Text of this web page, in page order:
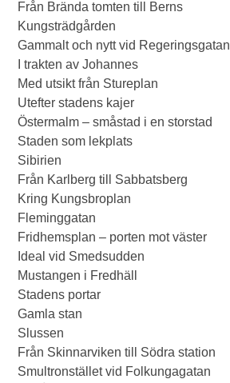
Från Brända tomten till Berns
Kungsträdgården
Gammalt och nytt vid Regeringsgatan
I trakten av Johannes
Med utsikt från Stureplan
Utefter stadens kajer
Östermalm – småstad i en storstad
Staden som lekplats
Sibirien
Från Karlberg till Sabbatsberg
Kring Kungsbroplan
Fleminggatan
Fridhemsplan – porten mot väster
Ideal vid Smedsudden
Mustangen i Fredhäll
Stadens portar
Gamla stan
Slussen
Från Skinnarviken till Södra station
Smultronstället vid Folkungagatan